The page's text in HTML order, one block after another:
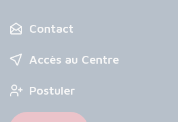
Contact
Accès au Centre
Postuler